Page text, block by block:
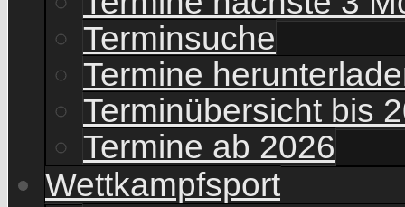
Terminsuche
Termine
Terminübersicht bis
Termine ab 2026
Wettkampfsport